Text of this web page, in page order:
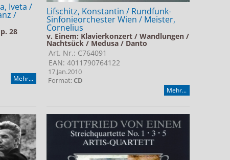
Iveta /
/
28
Mehr...
Lifschitz, Konstantin / Rundfunk-
Sinfonieorchester Wien / Meister,
Cornelius
v. Einem: Klavierkonzert / Wandlungen /
Nachtsück / Medusa / Danto
Art. Nr.: C764091
EAN: 4011790764122
17.Jan.2010
Format:CD
Mehr...